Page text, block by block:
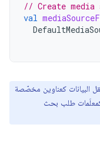
// Create media
val
البيانات كعناوين مخصّصة
طلب بحث